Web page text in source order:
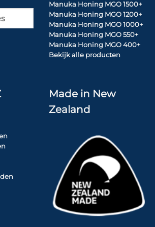
BV – Maastricht
37
Manuka Honing MGO 1500+
Manuka Honing MGO 1200+
Manuka Honing MGO 1000+
Manuka Honing MGO 550+
Manuka Honing MGO 400+
Bekijk alle producten
Made in New
Zealand